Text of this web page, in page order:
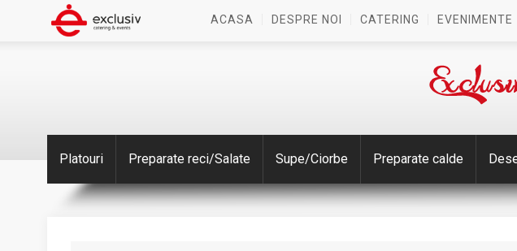
ACASA DESPRE NOI CATERING EVENIMENTE
Platouri Preparate reci/Salate Supe/Ciorbe Preparate calde